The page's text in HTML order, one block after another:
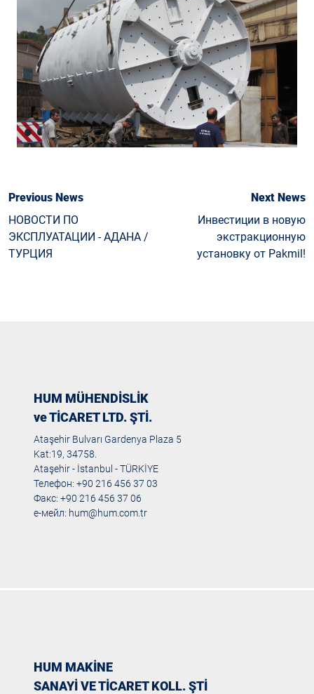
Previous News
НОВОСТИ ПО
ЭКСПЛУАТАЦИИ - АДАНА /
ТУРЦИЯ
Next News
Инвестиции в новую
экстракционную
установку от Pakmil!
HUM MÜHENDİSLİK
ve TİCARET LTD. ŞTİ.
Ataşehir Bulvarı Gardenya Plaza 5
Kat:19, 34758.
Ataşehir - İstanbul - TÜRKİYE
Телефон: +90 216 456 37 03
Факс: +90 216 456 37 06
е-мейл: hum@hum.com.tr
HUM MAKİNE
SANAYİ VE TİCARET KOLL. ŞTİ